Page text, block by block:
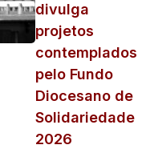
divulga
projetos
contemplados
pelo Fundo
Diocesano de
Solidariedade
2026